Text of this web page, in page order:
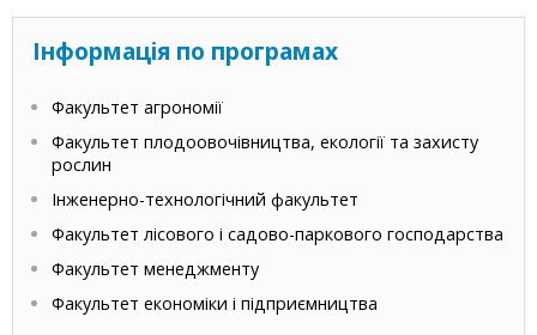
Інформація по програмах
Факультет агрономії
Факультет плодоовочівництва, екології та захисту
рослин
Інженерно-технологічний факультет
Факультет лісового і садово-паркового господарства
Факультет менеджменту
Факультет економіки і підприємництва